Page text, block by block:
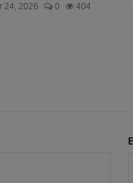
24, 2026 0 404